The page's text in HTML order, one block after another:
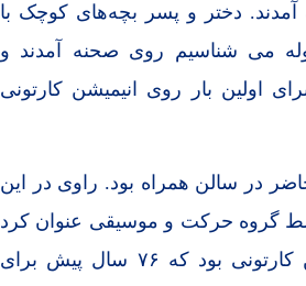
دختر و پسر بچه‌های کوچک با
می شناسیم روی صحنه آمدند و
اولین بار روی انیمیشن کارتونی
در سالن همراه بود. راوی در این
گروه حرکت و موسیقی عنوان کرد
و گفت: داستان سفید برفی و هفت کوتوله اولین انیمیشن کارتونی بود که ۷۶ سال پیش برای